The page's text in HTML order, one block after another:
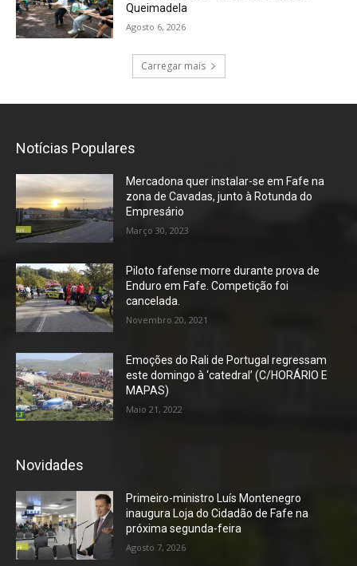
Queimadela
Agosto 6, 2026
Carregar mais
Notícias Populares
Mercadona quer instalar-se em Fafe na
zona de Cavadas, junto à Rotunda do
Empresário
Março 30, 2023
Piloto fafense morre durante prova de
Enduro em Fafe. Competição foi
cancelada.
Novembro 20, 2021
Emoções do Rali de Portugal regressam
este domingo à ‘catedral’ (C/HORÁRIO E
MAPAS)
Maio 21, 2022
Novidades
Primeiro-ministro Luís Montenegro
inaugura Loja do Cidadão de Fafe na
próxima segunda-feira
Agosto 7, 2026